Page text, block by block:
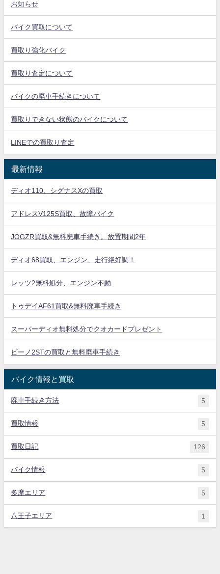
お知らせ
バイク買取について
買取り強化バイク
買取り査定について
バイクの廃車手続きについて
買取りできない状態のバイクについて
LINEでの買取り査定
最新情報
ディオ110、シグナスXの買取
アドレスV125S買取、故障バイク
JOGZR買取&無料廃車手続き。放置期間2年
ディオ68買取、エンジン、走行絶好調！
レッツ2無料処分、エンジン不動
トゥデイAF61買取&無料廃車手続き
スーパーディオ無料処分でクオカードプレゼント
ビーノ2STの買取と無料廃車手続き
バイク情報と買取
廃車手続き方法 5
買取情報 5
買取日記 126
バイク情報 5
多摩エリア 5
八王子エリア 1